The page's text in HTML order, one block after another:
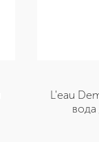
L'eau
вода